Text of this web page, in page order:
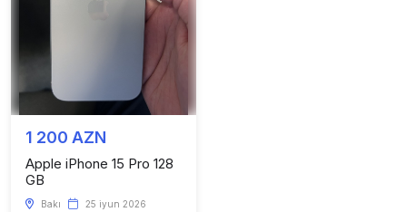
1 200 AZN
Apple iPhone 15 Pro 128
GB
Bakı 25 iyun 2026